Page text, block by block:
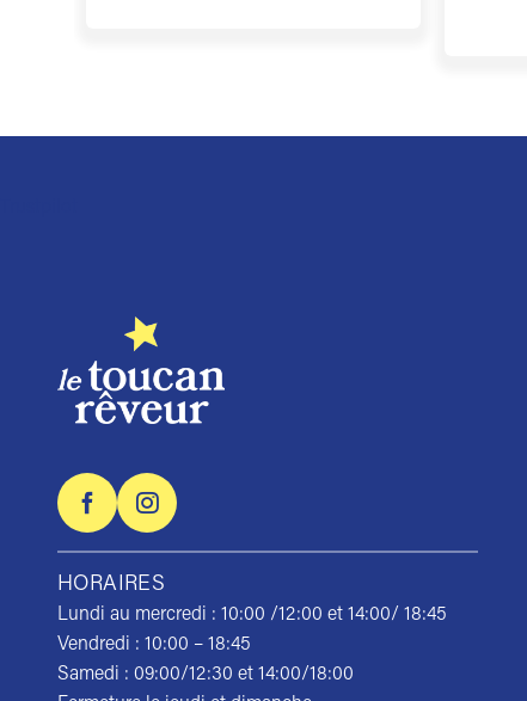
HORAIRES
Lundi au mercredi : 10:00 /12:00 et 14:00/ 18:45
Vendredi : 10:00 – 18:45
Samedi : 09:00/12:30 et 14:00/18:00